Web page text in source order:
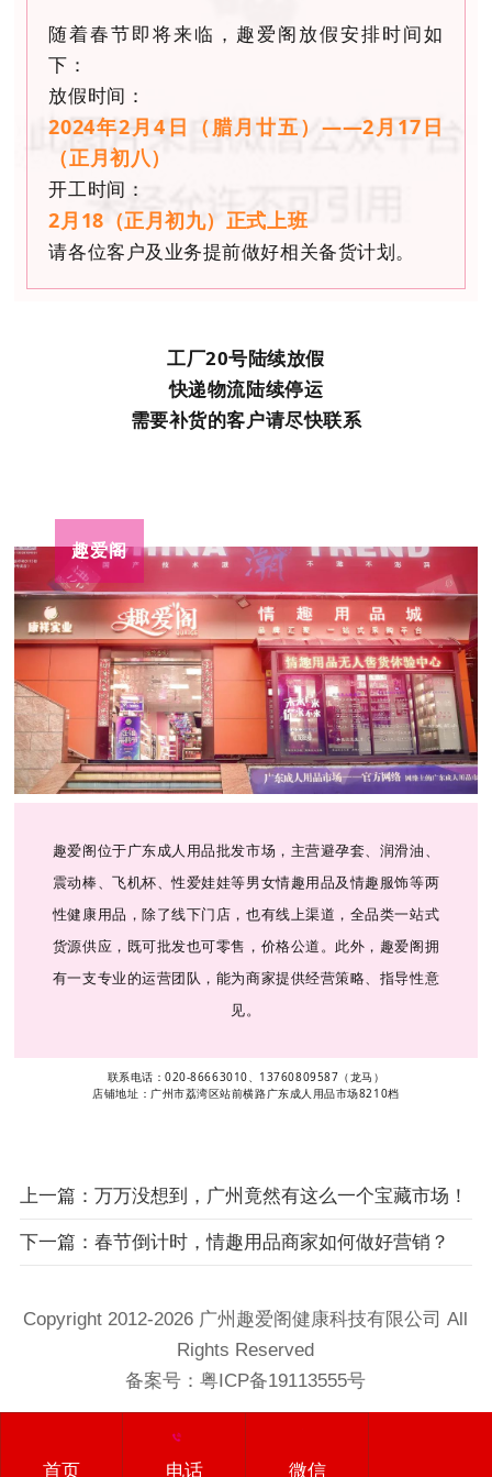
随着春节即将来临，趣爱阁放假安排时间如
下：
放假时间：
2024年2月4日（腊月廿五）——2月17日
（正月初八）
开工时间：
2月18（正月初九）正式上班
请各位客户及业务提前做好相关备货计划。
工厂20号陆续放假
快递物流陆续停运
需要补货的客户请尽快联系
趣爱阁
趣爱阁位于广东成人用品批发市场，主营避孕套、润滑油、
震动棒、飞机杯、性爱娃娃等男女情趣用品及情趣服饰等两
性健康用品，除了线下门店，也有线上渠道，全品类一站式
货源供应，既可批发也可零售，价格公道。此外，趣爱阁拥
有一支专业的运营团队，能为商家提供经营策略、指导性意
见。
联系电话：020-86663010、13760809587（龙马）
店铺地址：广州市荔湾区站前横路广东成人用品市场8210档
上一篇：万万没想到，广州竟然有这么一个宝藏市场！
下一篇：春节倒计时，情趣用品商家如何做好营销？
Copyright 2012-2026 广州趣爱阁健康科技​有限公司 All
Rights Reserved
备案号：粤ICP备19113555号
首页 电话 微信